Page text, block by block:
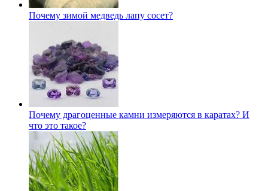
Почему зимой медведь лапу сосет?
Почему драгоценные камни измеряются в каратах? И
что это такое?